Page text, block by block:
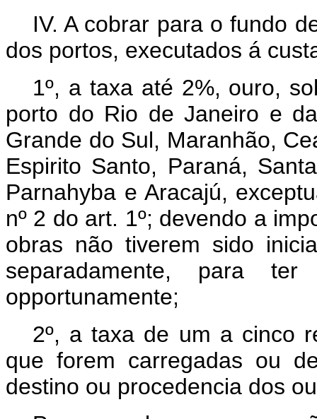
IV. A cobrar para o fundo
dos portos, executados á
1º, a taxa até 2%, ouro,
porto do Rio de Janeiro e
Grande do Sul, Maranhão,
Espirito Santo, Paraná,
Parnahyba e Aracajú,
nº 2 do art. 1º; devendo a
obras não tiverem sido
separadamente, para
opportunamente;
2º, a taxa de um a cinco
que forem carregadas ou
destino ou procedencia dos